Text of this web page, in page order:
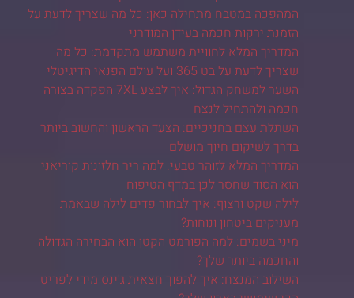
המהפכה במטבח מתחילה כאן: כל מה שצריך לדעת על
הזמנת ירקות חכמה בעידן המודרני
המדריך המלא לחוויית משתמש מתקדמת: כל מה
שצריך לדעת על בט 365 ועל עולם הפנאי הדיגיטלי
השער למשחק הגדול: איך לבצע 7XL הפקדה בצורה
חכמה ולהתחיל לנצח
השתלת עצם בחניכיים: הצעד הראשון והחשוב ביותר
בדרך לשיקום חיוך מושלם
המדריך המלא לזוהר טבעי: למה ריר חלזונות קוריאני
הוא הסוד שחסר לכן במדף הטיפוח
לילה שקט ורצוף: איך לבחור פדים לילה שבאמת
מעניקים ביטחון ונוחות?
מיני בשמים: למה הפורמט הקטן הוא הבחירה הגדולה
והחכמה ביותר שלך?
השילוב המנצח: איך להפוך חצאית ג'ינס מידי לפריט